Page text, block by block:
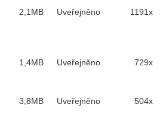
2,1MB Uveřejněno 1191x
1,4MB Uveřejněno 729x
3,8MB Uveřejněno 504x